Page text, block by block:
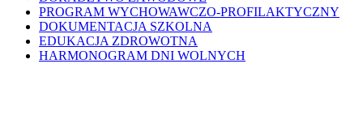
PROGRAM WYCHOWAWCZO-PROFILAKTYCZNY
DOKUMENTACJA SZKOLNA
EDUKACJA ZDROWOTNA
HARMONOGRAM DNI WOLNYCH